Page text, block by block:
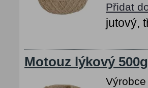
Přidat
jutový,
Motouz lýkový